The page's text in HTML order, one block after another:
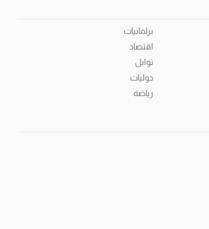
برلمانيات
اقتصاد
توابل
دوليات
رياضة